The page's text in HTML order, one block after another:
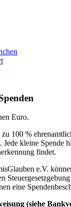
100 %
Jede kleine Spende
findet.
e.V.
eine
(siehe